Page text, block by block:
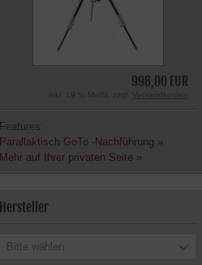
998,00 EUR
inkl. 19 % MwSt. zzgl.
Features:
Parallaktisch GoTo -Nachführung »
Mehr auf Ihrer privaten Seite »
Hersteller
Bitte wählen